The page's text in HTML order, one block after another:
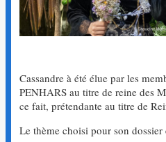
Cassandre à été élue par les
PENHARS au titre de reine des
ce fait, prétendante au titre de
Le thème choisi pour son dossier